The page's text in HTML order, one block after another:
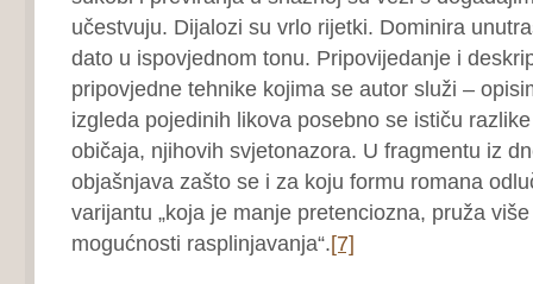
učestvuju. Dijalozi su vrlo rijetki. Dominira
dato u ispovjednom tonu. Pripovijedanje i
pripovjedne tehnike kojima se autor služi –
izgleda pojedinih likova posebno se ističu
običaja, njihovih svjetonazora. U fragmentu iz
objašnjava zašto se i za koju formu romana
varijantu „koja je manje pretenciozna, pruža
mogućnosti rasplinjavanja“.[7]